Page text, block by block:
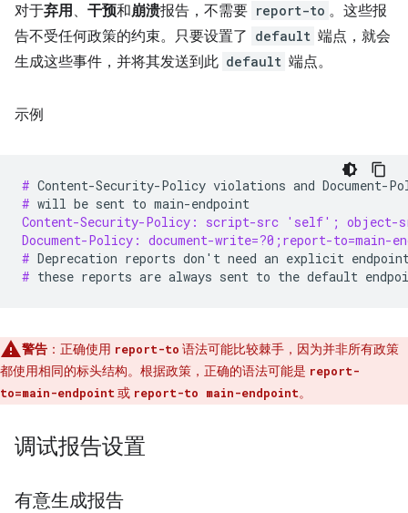
对于弃用 、 干预和崩溃报告，不需要 report-to 。这些报
告不受任何政策的约束。只要设置了 default 端点，就会
生成这些事件，并将其发送到此 default 端点。
示例
# Content-Security-Policy violations and Document-
# will be sent to
Content-Security-Policy: script-src 'self'; object-
Document-Policy: document-write=?0;report-to=main-
# Deprecation reports don ' t need an explicit
# these reports are always sent to the default
警告 ：正确使用 report-to 语法可能比较棘手，因为并非所有政策
都使用相同的标头结构。根据政策，正确的语法可能是 report-
to=main-endpoint 或 report-to main-endpoint。
调试报告设置
有意生成报告